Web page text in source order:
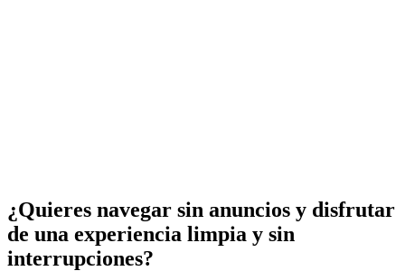
¿Quieres navegar sin anuncios y disfrutar
de una experiencia limpia y sin
interrupciones?